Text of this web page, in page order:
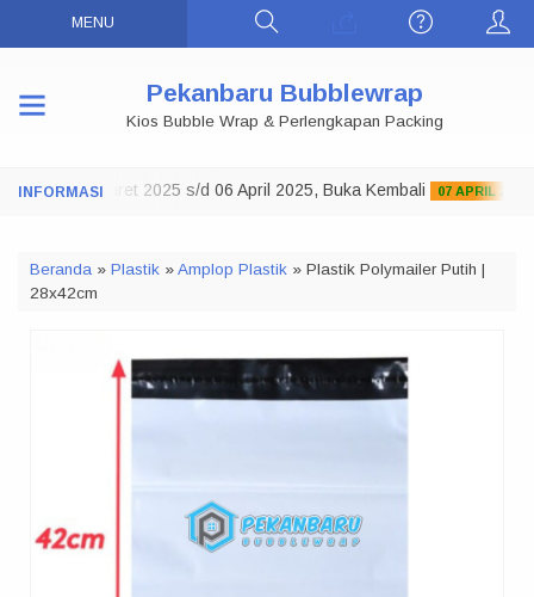
MENU
Pekanbaru Bubblewrap
Kios Bubble Wrap & Perlengkapan Packing
29 Maret 2025 s/d 06 April 2025, Buka Kembali 07 APRIL 2025
Beranda » Plastik » Amplop Plastik » Plastik Polymailer Putih |
28x42cm